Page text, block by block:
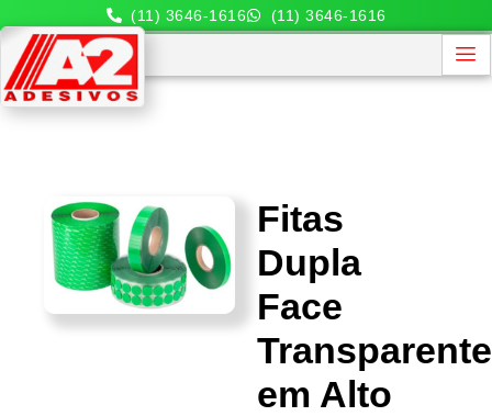
(11) 3646-1616 (11) 3646-1616
Fitas
Dupla
Face
em Alto